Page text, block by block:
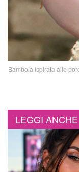
Bambola ispirata alle
LEGGI ANCHE